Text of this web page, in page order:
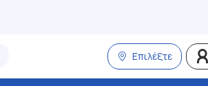
Επιλέξτε